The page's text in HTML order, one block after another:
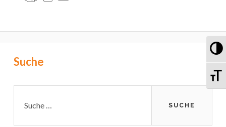
Primary
Sidebar
Suche
nach: